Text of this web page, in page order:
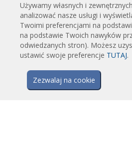
zamówienie
Kurtyny powietrzne przemysłowe i
Kurtyny powietrzne do drzwi obrotowych,
Kurtyny powietrzne z ochroną przed
Energooszczędne kurtyny powietrzne pompy
Kurtyny powietrzne z systemem
Opłacalne i ekonomiczne kurtyny powietrzne
Używamy własnych i
analizować nasze usługi i
Twoimi preferencjami na
na podstawie Twoich nawyków
odwiedzanych stron). Możesz
ustawić swoje preferencje TUTAJ.
Zezwalaj na cookie